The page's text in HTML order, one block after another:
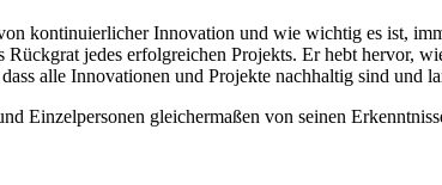
kontinuierlicher Innovation und wie wichtig es ist,
Rückgrat jedes erfolgreichen Projekts. Er hebt hervor,
alle Innovationen und Projekte nachhaltig sind und
Einzelpersonen gleichermaßen von seinen